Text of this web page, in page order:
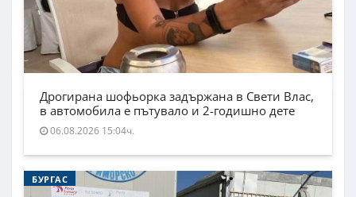
Дрогирана шофьорка задържана в Свети Влас,
в автомобила е пътувало и 2-годишно дете
06.08.2026 15:04ч.
БУРГАС